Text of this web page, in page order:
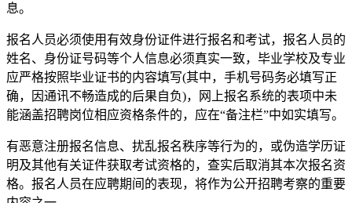
息。
报名人员必须使用有效身份证件进行报名和考试，报名人员的
姓名、身份证号码等个人信息必须真实一致，毕业学校及专业
应严格按照毕业证书的内容填写(其中，手机号码务必填写正
确，因通讯不畅造成的后果自负)，网上报名系统的表项中未
能涵盖招聘岗位相应资格条件的，应在“备注栏”中如实填写。
有恶意注册报名信息、扰乱报名秩序等行为的，或伪造学历证
明及其他有关证件获取考试资格的，查实后取消其本次报名资
格。报名人员在应聘期间的表现，将作为公开招聘考察的重要